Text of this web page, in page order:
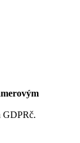
GDPRč.